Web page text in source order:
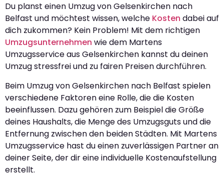
Du planst einen Umzug von Gelsenkirchen nach
Belfast und möchtest wissen, welche Kosten dabei auf
dich zukommen? Kein Problem! Mit dem richtigen
Umzugsunternehmen wie dem Martens
Umzugsservice aus Gelsenkirchen kannst du deinen
Umzug stressfrei und zu fairen Preisen durchführen.
Beim Umzug von Gelsenkirchen nach Belfast spielen
verschiedene Faktoren eine Rolle, die die Kosten
beeinflussen. Dazu gehören zum Beispiel die Größe
deines Haushalts, die Menge des Umzugsguts und die
Entfernung zwischen den beiden Städten. Mit Martens
Umzugsservice hast du einen zuverlässigen Partner an
deiner Seite, der dir eine individuelle Kostenaufstellung
erstellt.